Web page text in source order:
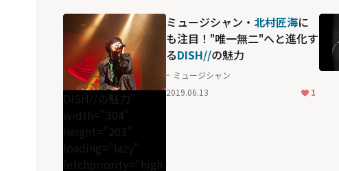
DISH//の魅力"
width="304"
height="203"
loading="lazy"
fetchpriority="high
ミュージシャン・ 北村匠海に
も注目！"唯一無二"へと進化す
るDISH//の魅力
ミュージシャン
2019.06.13
1